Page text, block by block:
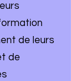
de leurs
de